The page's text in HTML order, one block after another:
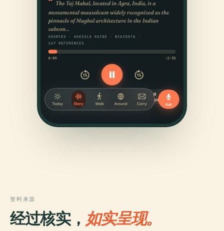
资料来源
经过核实， 如实呈现。